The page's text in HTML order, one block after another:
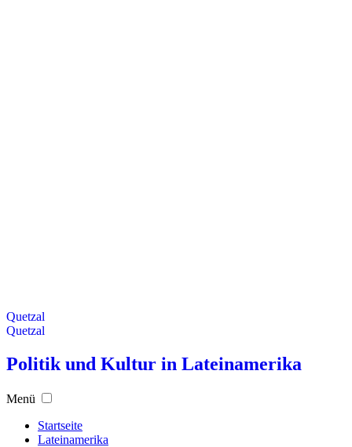
Quetzal
Quetzal
Politik und Kultur in Lateinamerika
Menü
Startseite
Lateinamerika